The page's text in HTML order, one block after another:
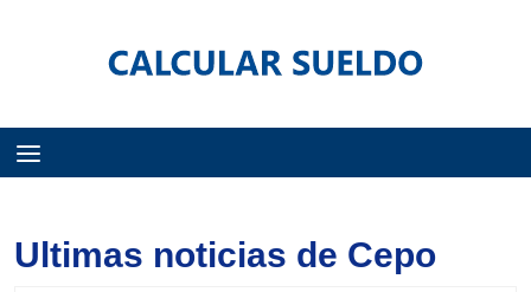
Ultimas noticias de Cepo